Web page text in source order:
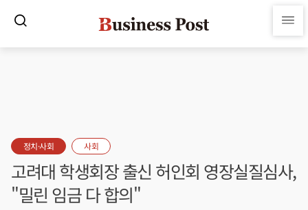
정치·사회 사회
고려대 학생회장 출신 허인회 영장실질심사,
"밀린 임금 다 합의"